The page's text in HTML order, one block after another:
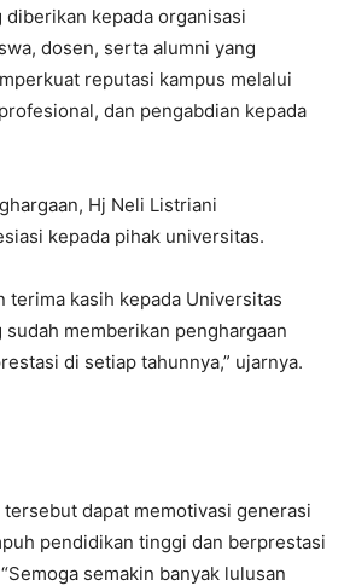
diberikan kepada organisasi
dosen, serta alumni yang
reputasi kampus melalui
dan pengabdian kepada
Hj Neli Listriani
kepada pihak universitas.
terima kasih kepada Universitas
sudah memberikan penghargaan
di setiap tahunnya,” ujarnya.
tersebut dapat memotivasi generasi
pendidikan tinggi dan berprestasi
semakin banyak lulusan